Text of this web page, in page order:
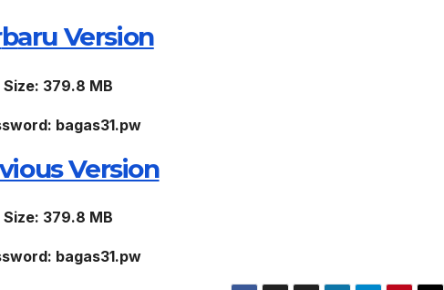
baru Version
Size: 379.8 MB
bagas31.pw
Version
Size: 379.8 MB
bagas31.pw